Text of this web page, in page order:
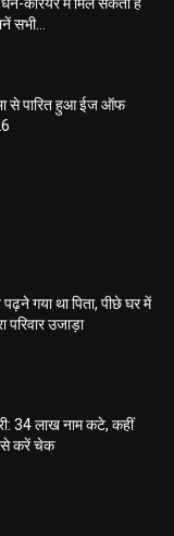
धन-करियर में मिल सकता है
सभी...
से पारित हुआ ईज ऑफ
गया था पिता, पीछे घर में
उजाड़ा
34 लाख नाम कटे, कहीं
करें चेक